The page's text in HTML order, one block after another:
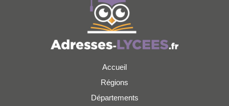
Accueil
Régions
Départements